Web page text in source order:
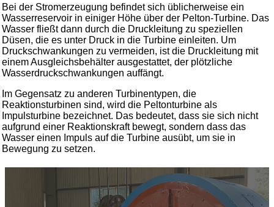
Bei der Stromerzeugung befindet sich üblicherweise ein
Wasserreservoir in einiger Höhe über der Pelton-Turbine. Das
Wasser fließt dann durch die Druckleitung zu speziellen
Düsen, die es unter Druck in die Turbine einleiten. Um
Druckschwankungen zu vermeiden, ist die Druckleitung mit
einem Ausgleichsbehälter ausgestattet, der plötzliche
Wasserdruckschwankungen auffängt.
Im Gegensatz zu anderen Turbinentypen, die
Reaktionsturbinen sind, wird die Peltonturbine als
Impulsturbine bezeichnet. Das bedeutet, dass sie sich nicht
aufgrund einer Reaktionskraft bewegt, sondern dass das
Wasser einen Impuls auf die Turbine ausübt, um sie in
Bewegung zu setzen.